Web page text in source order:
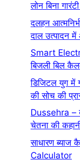
लोन बिना
दलहन
दाल उत्पादन में
Smart
बिजली बिल
डिजिटल युग में
की सोच की
Dussehra –
चेतना की
साधारण
Calculator